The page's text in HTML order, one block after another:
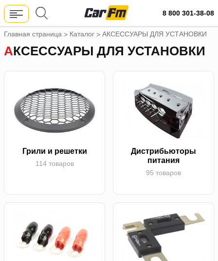
8 800 301-38-08
Главная страница > Каталог > АКСЕССУАРЫ ДЛЯ УСТАНОВКИ
АКСЕССУАРЫ ДЛЯ УСТАНОВКИ
Грили и решетки
114 товаров
Дистрибьюторы
питания
95 товаров